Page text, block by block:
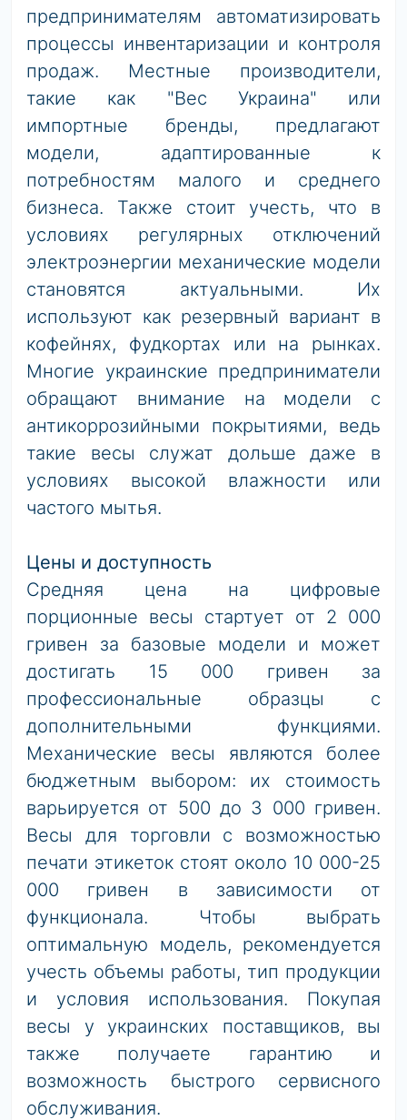
предпринимателям автоматизировать
процессы инвентаризации и контроля
продаж. Местные производители,
такие как "Вес Украина" или
импортные бренды, предлагают
модели, адаптированные к
потребностям малого и среднего
бизнеса. Также стоит учесть, что в
условиях регулярных отключений
электроэнергии механические модели
становятся актуальными. Их
используют как резервный вариант в
кофейнях, фудкортах или на рынках.
Многие украинские предприниматели
обращают внимание на модели с
антикоррозийными покрытиями, ведь
такие весы служат дольше даже в
условиях высокой влажности или
частого мытья.
Цены и доступность
Средняя цена на цифровые
порционные весы стартует от 2 000
гривен за базовые модели и может
достигать 15 000 гривен за
профессиональные образцы с
дополнительными функциями.
Механические весы являются более
бюджетным выбором: их стоимость
варьируется от 500 до 3 000 гривен.
Весы для торговли с возможностью
печати этикеток стоят около 10 000-25
000 гривен в зависимости от
функционала. Чтобы выбрать
оптимальную модель, рекомендуется
учесть объемы работы, тип продукции
и условия использования. Покупая
весы у украинских поставщиков, вы
также получаете гарантию и
возможность быстрого сервисного
обслуживания.